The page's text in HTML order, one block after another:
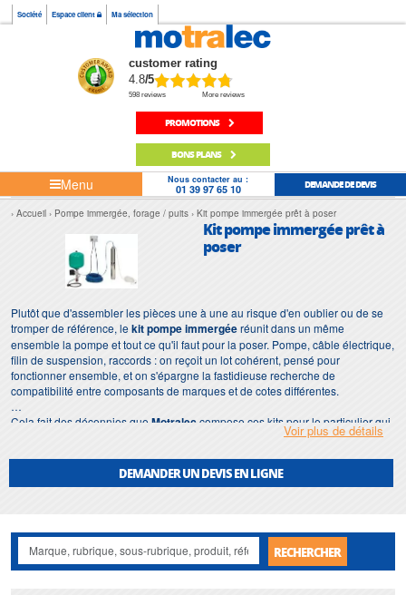
Société Espace client Ma sélection
customer rating
4.8/5
598 reviews More reviews
PROMOTIONS
BONS PLANS
Menu Nous contacter au :
01 39 97 65 10 DEMANDE DE DEVIS
Accueil Pompe immergée, forage / puits Kit pompe immergée prêt à poser
Kit pompe immergée prêt à
poser
Plutôt que d'assembler les pièces une à une au risque d'en oublier ou de se
tromper de référence, lekit pompe immergéeréunit dans un même
ensemble la pompe et tout ce qu'il faut pour la poser. Pompe, câble électrique,
filin de suspension, raccords : on reçoit un lot cohérent, pensé pour
fonctionner ensemble, et on s'épargne la fastidieuse recherche de
compatibilité entre composants de marques et de cotes différentes.
Cela fait des décennies que Motraleccompose ces kits pour le particulier qui
équipe son premier forage comme pour l'installateur qui veut une solution clé
pouvons aussi poser et raccorder l'ensemble sur place, du dimensionnement
initial jusqu'à la mise en eau du forage.
Voir plus de détails
DEMANDER UN DEVIS EN LIGNE
RECHERCHER